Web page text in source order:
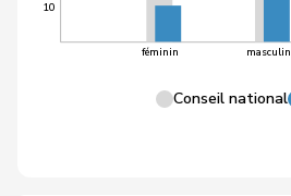
10
féminin masculin
Conseil national